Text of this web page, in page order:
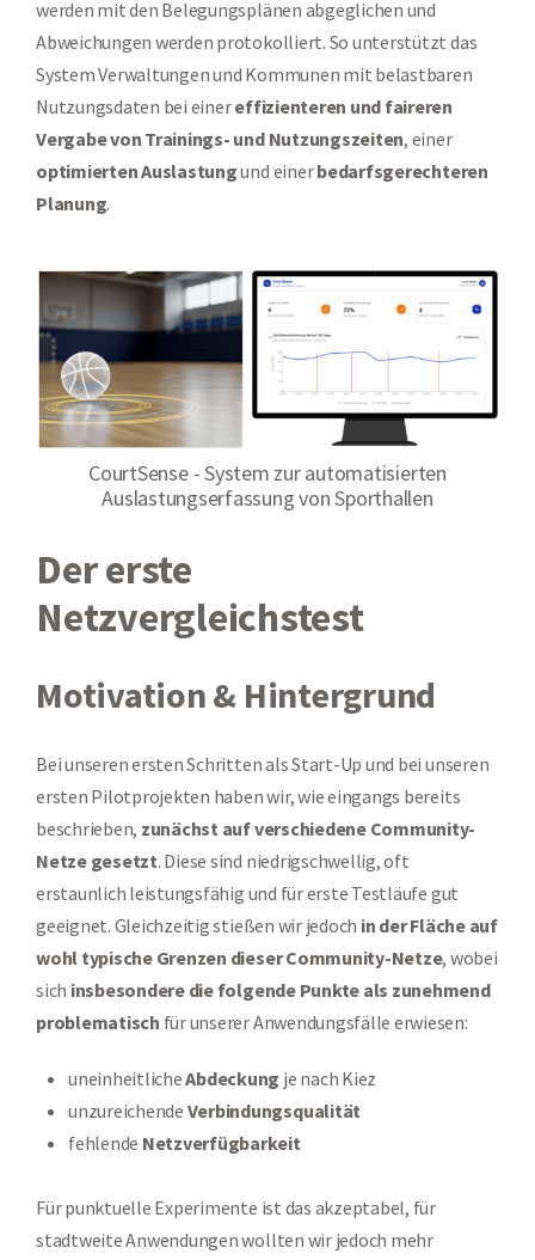
werden mit den Belegungsplänen abgeglichen und
Abweichungen werden protokolliert. So unterstützt das
System Verwaltungen und Kommunen mit belastbaren
Nutzungsdaten bei einereffizienteren und faireren
Vergabe von Trainings- und Nutzungszeiten, einer
optimierten Auslastungund einerbedarfsgerechteren
Planung.
CourtSense - System zur automatisierten
Auslastungserfassung von Sporthallen
Der erste
Netzvergleichstest
Motivation & Hintergrund
Bei unseren ersten Schritten als Start-Up und bei unseren
ersten Pilotprojekten haben wir, wie eingangs bereits
beschrieben, zunächst auf verschiedene Community-
Netze gesetzt. Diese sind niedrigschwellig, oft
erstaunlich leistungsfähig und für erste Testläufe gut
geeignet. Gleichzeitig stießen wir jedoch in der Fläche auf
wohl typische Grenzen dieser Community-Netze, wobei
sich insbesondere die folgende Punkte als zunehmend
problematisch für unserer Anwendungsfälle erwiesen:
uneinheitlicheAbdeckung je nach Kiez
unzureichende Verbindungsqualität
fehlende Netzverfügbarkeit
Für punktuelle Experimente ist das akzeptabel, für
stadtweite Anwendungen wollten wir jedoch mehr